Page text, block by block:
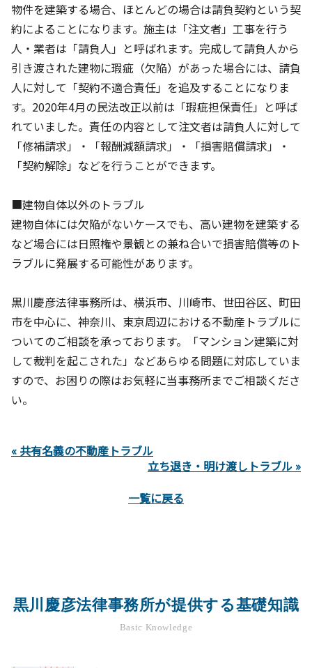
物件を建築する場合、ほとんどの場合は請負契約という契
約によることになります。施主は「注文者」工事を行う
人・業者は「請負人」と呼ばれます。完成して請負人から
引き渡された建物に瑕疵（欠陥）があった場合には、請負
人に対して「契約不適合責任」を追及することになりま
す。2020年4月の民法改正以前は「瑕疵担保責任」と呼ば
れていました。責任の内容として注文者は請負人に対して
「修補請求」・「報酬減額請求」・「損害賠償請求」・
「契約解除」などを行うことができます。
■建物自体以外のトラブル
建物自体には欠陥がないケースでも、高い建物を建築する
など場合には日照権や景観との兼ね合いで損害賠償等のト
ラブルに発展する可能性があります。
黒川慶彦法律事務所は、横浜市、川崎市、世田谷区、町田
市を中心に、神奈川、東京周辺における不動産トラブルに
ついてのご相談を承っております。「マンション建築に対
して裁判を起こされた」などあらゆる問題に対応していま
すので、お困りの際はお気軽に当事務所までご相談くださ
い。
« 共有名義の不動産トラブル
立ち退き・明け渡しトラブル »
一覧に戻る
黒川慶彦法律事務所が提供する基礎知識
Basic Knowledge